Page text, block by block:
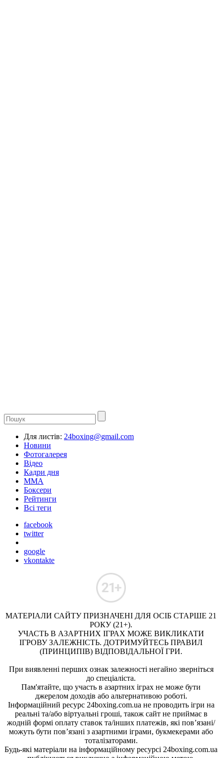
Для листів: 24boxing@gmail.com
Новини
Фотогалерея
Відео
Кадри дня
ММА
Боксери
Рейтинги
Всі теги
facebook
twitter
google
vkontakte
МАТЕРІАЛИ САЙТУ ПРИЗНАЧЕНІ ДЛЯ ОСІБ СТАРШЕ 21
РОКУ (21+).
УЧАСТЬ В АЗАРТНИХ ІГРАХ МОЖЕ ВИКЛИКАТИ
ІГРОВУ ЗАЛЕЖНІСТЬ. ДОТРИМУЙТЕСЬ ПРАВИЛ
(ПРИНЦИПІВ) ВІДПОВІДАЛЬНОЇ ГРИ.
При виявленні перших ознак залежності негайно зверніться
до спеціаліста.
Пам'ятайте, що участь в азартних іграх не може бути
джерелом доходів або альтернативою роботі.
Інформаційний ресурс 24boxing.com.ua не проводить ігри на
реальні та/або віртуальні гроші, також сайт не приймає в
жодній формі оплату ставок та/інших платежів, які пов’язані/
можуть бути пов’язані з азартними іграми, букмекерами або
тоталізаторами.
Будь-які матеріали на інформаційному ресурсі 24boxing.com.ua